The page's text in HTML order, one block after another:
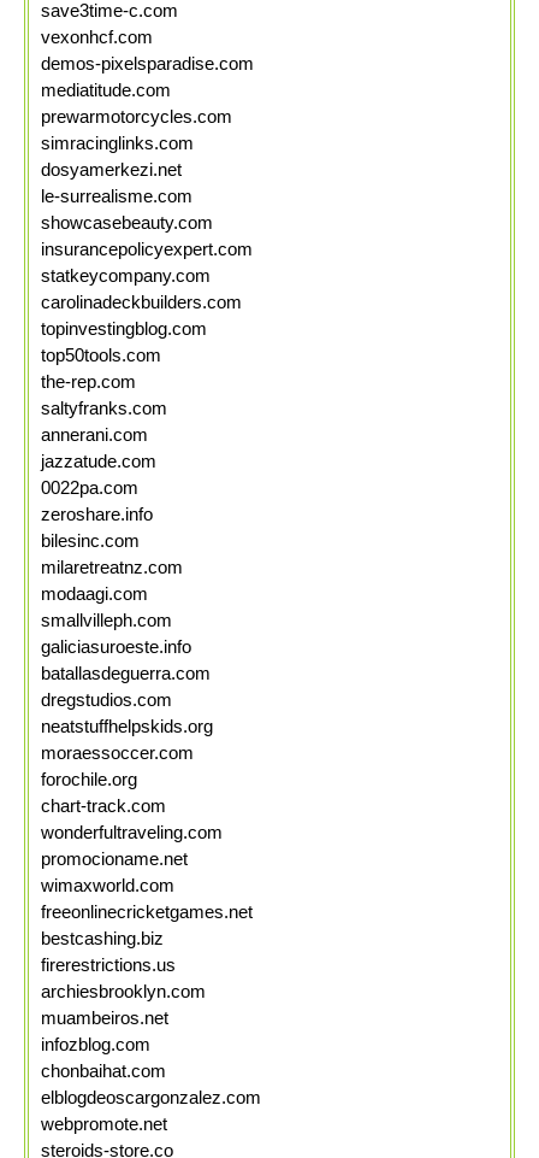
save3time-c.com
vexonhcf.com
demos-pixelsparadise.com
mediatitude.com
prewarmotorcycles.com
simracinglinks.com
dosyamerkezi.net
le-surrealisme.com
showcasebeauty.com
insurancepolicyexpert.com
statkeycompany.com
carolinadeckbuilders.com
topinvestingblog.com
top50tools.com
the-rep.com
saltyfranks.com
annerani.com
jazzatude.com
0022pa.com
zeroshare.info
bilesinc.com
milaretreatnz.com
modaagi.com
smallvilleph.com
galiciasuroeste.info
batallasdeguerra.com
dregstudios.com
neatstuffhelpskids.org
moraessoccer.com
forochile.org
chart-track.com
wonderfultraveling.com
promocioname.net
wimaxworld.com
freeonlinecricketgames.net
bestcashing.biz
firerestrictions.us
archiesbrooklyn.com
muambeiros.net
infozblog.com
chonbaihat.com
elblogdeoscargonzalez.com
webpromote.net
steroids-store.co